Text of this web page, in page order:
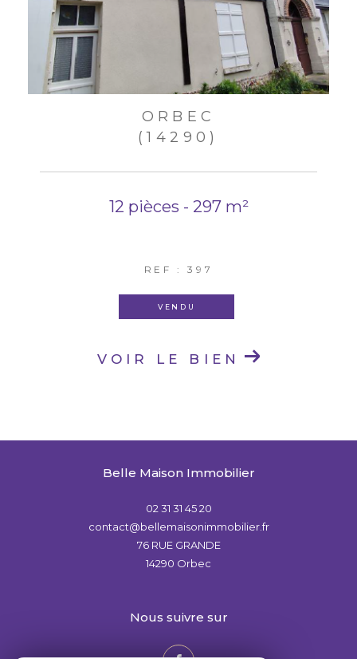
ORBEC
(14290)
12 pièces - 297 m²
REF : 397
VENDU
VOIR LE BIEN
Belle Maison Immobilier
02 31 31 45 20
contact@bellemaisonimmobilier.fr
76 RUE GRANDE
14290
Orbec
nous suivre sur